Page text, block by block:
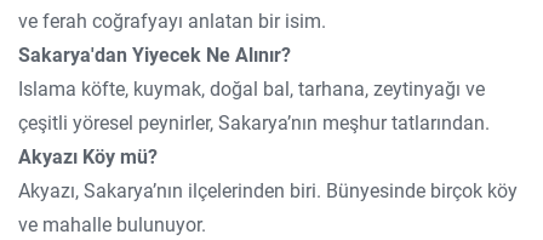
ve ferah coğrafyayı anlatan bir isim.
Sakarya'dan Yiyecek Ne Alınır?
Islama köfte, kuymak, doğal bal, tarhana, zeytinyağı ve
çeşitli yöresel peynirler, Sakarya’nın meşhur tatlarından.
Akyazı Köy mü?
Akyazı, Sakarya’nın ilçelerinden biri. Bünyesinde birçok köy
ve mahalle bulunuyor.